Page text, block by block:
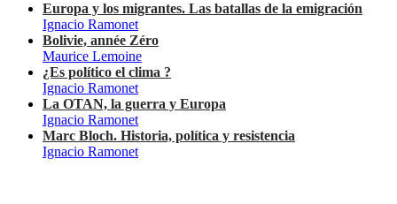
Europa y los migrantes. Las batallas de la emigración
Ignacio Ramonet
Bolivie, année Zéro
Maurice Lemoine
¿Es político el clima ?
Ignacio Ramonet
La OTAN, la guerra y Europa
Ignacio Ramonet
Marc Bloch. Historia, política y resistencia
Ignacio Ramonet